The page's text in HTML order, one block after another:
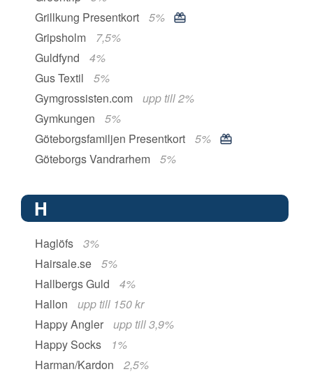
Grillkung Presentkort
5%
Gripsholm
7,5%
Guldfynd
4%
Gus Textil
5%
Gymgrossisten.com
upp till 2%
Gymkungen
5%
Göteborgsfamiljen Presentkort
5%
Göteborgs Vandrarhem
5%
H
Haglöfs
3%
Hairsale.se
5%
Hallbergs Guld
4%
Hallon
upp till 150 kr
Happy Angler
upp till 3,9%
Happy Socks
1%
Harman/Kardon
2,5%